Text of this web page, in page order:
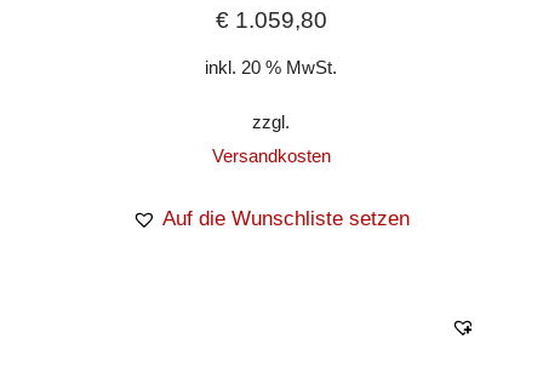
€1.059,80
inkl. 20 % MwSt.
zzgl.
Versandkosten
Auf die Wunschliste setzen